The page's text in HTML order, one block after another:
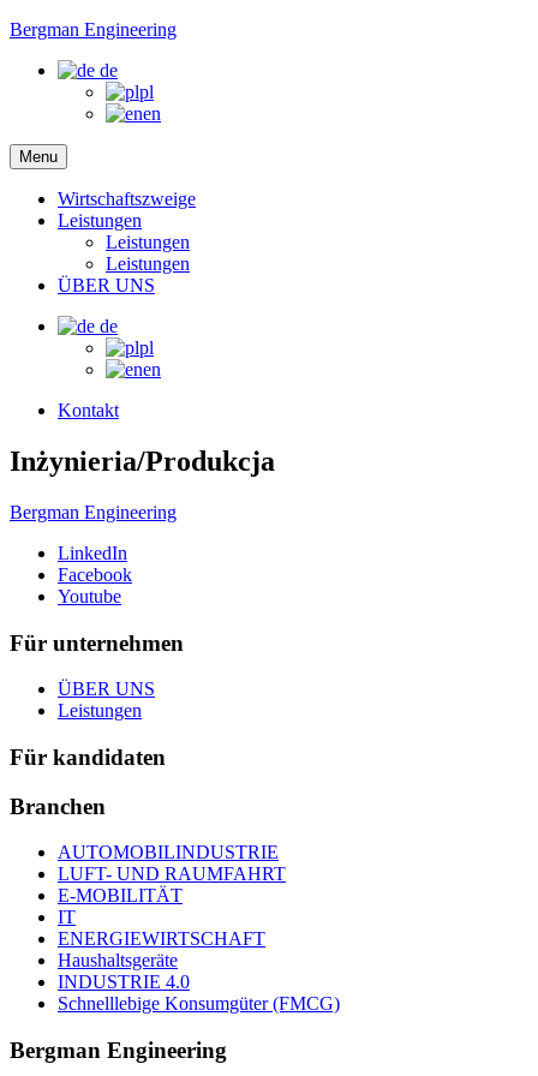
Bergman Engineering
de
pl
en
Menu
Wirtschaftszweige
Leistungen
Leistungen
Leistungen
ÜBER UNS
de
pl
en
Kontakt
Inżynieria/Produkcja
Bergman Engineering
LinkedIn
Facebook
Youtube
Für unternehmen
ÜBER UNS
Leistungen
Für kandidaten
Branchen
AUTOMOBILINDUSTRIE
LUFT- UND RAUMFAHRT
E-MOBILITÄT
IT
ENERGIEWIRTSCHAFT
Haushaltsgeräte
INDUSTRIE 4.0
Schnelllebige Konsumgüter (FMCG)
Bergman Engineering